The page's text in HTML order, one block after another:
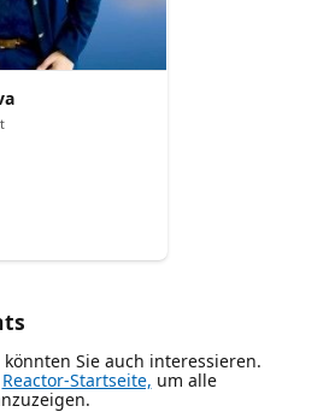
Sie auch interessieren.
Reactor-Startseite, um alle